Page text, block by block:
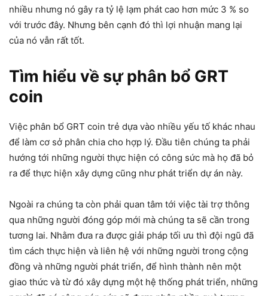
nhiều nhưng nó gây ra tỷ lệ lạm phát cao hơn mức 3 % so
với trước đây. Nhưng bên cạnh đó thì lợi nhuận mang lại
của nó vẫn rất tốt.
Tìm hiểu về sự phân bổ GRT
coin
Việc phân bổ GRT coin trẻ dựa vào nhiều yếu tố khác nhau
để làm cơ sở phân chia cho hợp lý. Đầu tiên chúng ta phải
hướng tới những người thực hiện có công sức mà họ đã bỏ
ra để thực hiện xây dựng cũng như phát triển dự án này.
Ngoài ra chúng ta còn phải quan tâm tới việc tài trợ thông
qua những người đóng góp mới mà chúng ta sẽ cần trong
tương lai. Nhằm đưa ra được giải pháp tối ưu thì đội ngũ đã
tìm cách thực hiện và liên hệ với những người trong cộng
đồng và những người phát triển, để hình thành nên một
giao thức và từ đó xây dựng một hệ thống phát triển, những